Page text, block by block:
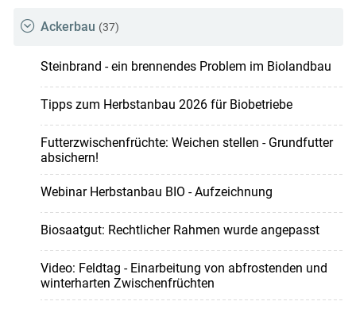
Ackerbau (37)
Steinbrand - ein brennendes Problem im Biolandbau
Tipps zum Herbstanbau 2026 für Biobetriebe
Futterzwischenfrüchte: Weichen stellen - Grundfutter
absichern!
Webinar Herbstanbau BIO - Aufzeichnung
Biosaatgut: Rechtlicher Rahmen wurde angepasst
Video: Feldtag - Einarbeitung von abfrostenden und
winterharten Zwischenfrüchten